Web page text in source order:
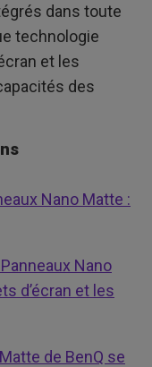
dans toute
technologie
et les
des
Nano Matte :
Nano
d’écran et les
de BenQ se